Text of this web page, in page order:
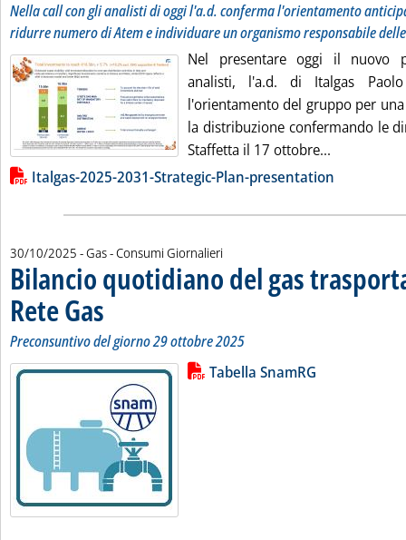
Nella call con gli analisti di oggi l'a.d. conferma l'orientamento
ridurre numero di Atem e individuare un organismo responsabile
Nel presentare oggi il nuovo
analisti, l'a.d. di Italgas
l'orientamento del gruppo per
la distribuzione confermando le
Staffetta il 17 ottobre...
Lista allegati PDF alla notizia
Italgas-2025-2031-Strategic-Plan-presentation
30/10/2025 - Gas - Consumi Giornalieri
Bilancio quotidiano del gas
Rete Gas . Sottotitolo: Preconsuntivo del giorno 29 ottobre 2025
. Pubblicata giovedì 30 ottobre 2025 alle 12.7.
Preconsuntivo del giorno 29 ottobre 2025
Leggi tutta la notizia: 'Bilancio
Lista allegati PDF alla notiziaTabella SnamRG